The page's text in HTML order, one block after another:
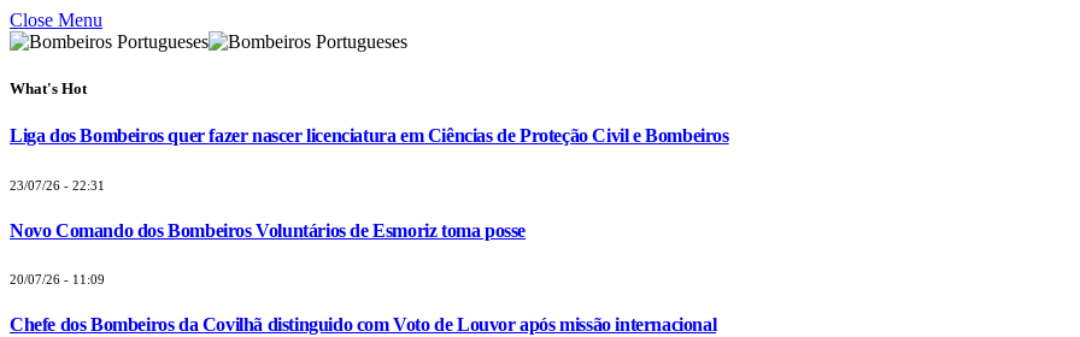
Close Menu
What's Hot
Liga dos Bombeiros quer fazer nascer licenciatura em Ciências de Proteção Civil e Bombeiros
23/07/26 - 22:31
Novo Comando dos Bombeiros Voluntários de Esmoriz toma posse
20/07/26 - 11:09
Chefe dos Bombeiros da Covilhã distinguido com Voto de Louvor após missão internacional